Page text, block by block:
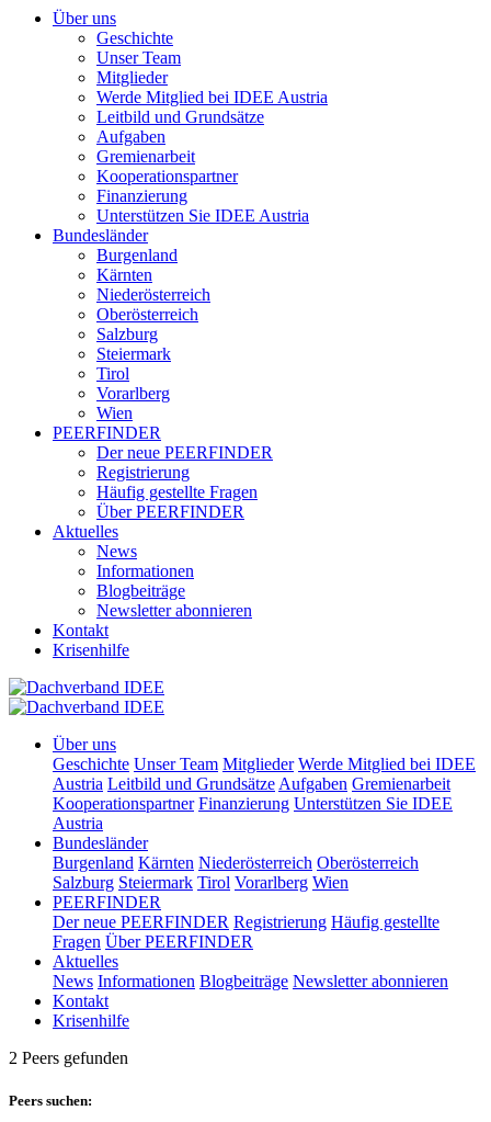
Über uns
Geschichte
Unser Team
Mitglieder
Werde Mitglied bei IDEE Austria
Leitbild und Grundsätze
Aufgaben
Gremienarbeit
Kooperationspartner
Finanzierung
Unterstützen Sie IDEE Austria
Bundesländer
Burgenland
Kärnten
Niederösterreich
Oberösterreich
Salzburg
Steiermark
Tirol
Vorarlberg
Wien
PEERFINDER
Der neue PEERFINDER
Registrierung
Häufig gestellte Fragen
Über PEERFINDER
Aktuelles
News
Informationen
Blogbeiträge
Newsletter abonnieren
Kontakt
Krisenhilfe
Über uns
Geschichte Unser Team Mitglieder Werde Mitglied bei IDEE
Austria Leitbild und Grundsätze Aufgaben Gremienarbeit
Kooperationspartner Finanzierung Unterstützen Sie IDEE
Austria
Bundesländer
Burgenland Kärnten Niederösterreich Oberösterreich
Salzburg Steiermark Tirol Vorarlberg Wien
PEERFINDER
Der neue PEERFINDER Registrierung Häufig gestellte
Fragen Über PEERFINDER
Aktuelles
News Informationen Blogbeiträge Newsletter abonnieren
Kontakt
Krisenhilfe
2 Peers gefunden
Peers suchen: